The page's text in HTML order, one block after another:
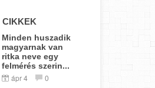
CIKKEK
Minden huszadik
magyarnak van
ritka neve egy
felmérés szerin...
ápr 4 0